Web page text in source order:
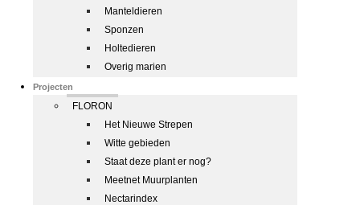
Manteldieren
Sponzen
Holtedieren
Overig marien
Projecten
FLORON
Het Nieuwe Strepen
Witte gebieden
Staat deze plant er nog?
Meetnet Muurplanten
Nectarindex